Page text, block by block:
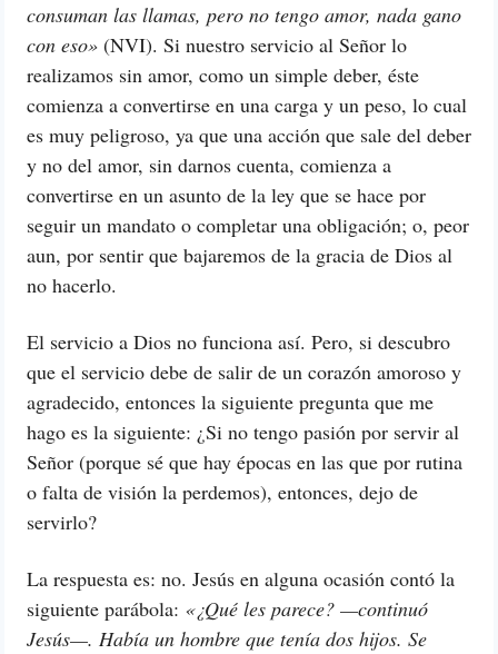
consuman las llamas, pero no tengo amor, nada gano
con eso» (NVI). Si nuestro servicio al Señor lo
realizamos sin amor, como un simple deber, éste
comienza a convertirse en una carga y un peso, lo cual
es muy peligroso, ya que una acción que sale del deber
y no del amor, sin darnos cuenta, comienza a
convertirse en un asunto de la ley que se hace por
seguir un mandato o completar una obligación; o, peor
aun, por sentir que bajaremos de la gracia de Dios al
no hacerlo.
El servicio a Dios no funciona así. Pero, si descubro
que el servicio debe de salir de un corazón amoroso y
agradecido, entonces la siguiente pregunta que me
hago es la siguiente: ¿Si no tengo pasión por servir al
Señor (porque sé que hay épocas en las que por rutina
o falta de visión la perdemos), entonces, dejo de
servirlo?
La respuesta es: no. Jesús en alguna ocasión contó la
siguiente parábola: «¿Qué les parece? —continuó
Jesús—. Había un hombre que tenía dos hijos. Se